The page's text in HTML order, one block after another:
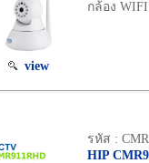
view
กล้อง
รหัส :
HIP